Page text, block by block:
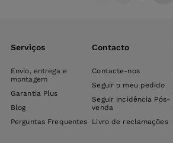
Serviços
Envio, entrega e
montagem
Garantia Plus
Blog
Perguntas Frequentes
Contacto
Contacte-nos
Seguir o meu pedido
Seguir incidência Pós-
venda
Livro de reclamações